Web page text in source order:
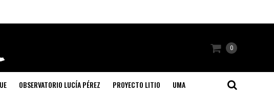
0
OBSERVATORIO LUCÍA PÉREZ PROYECTO LITIO UMA